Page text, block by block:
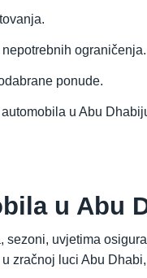
ograničenja.
ponude.
u Abu
u Abu
uvjetima
zračnoj luci Abu